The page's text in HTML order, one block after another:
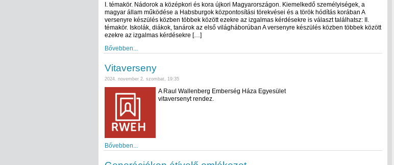
I. témakör. Nádorok a középkori és kora újkori Magyarországon. Kiemelkedő személyiségek, a
magyar állam működése a Habsburgok központosítási törekvései és a török hódítás korában A
versenyre készülés közben többek között ezekre az izgalmas kérdésekre is választ találhatsz: II.
témakör. Iskolák, diákok, tanárok az első világháborúban A versenyre készülés közben többek között
ezekre az izgalmas kérdésekre […]
Bővebben...
Vitaverseny
2024. november 2. szombat, 19:35
A Raul Wallenberg Emberség Háza Egyesület
vitaversenyt rendez.
Bővebben...